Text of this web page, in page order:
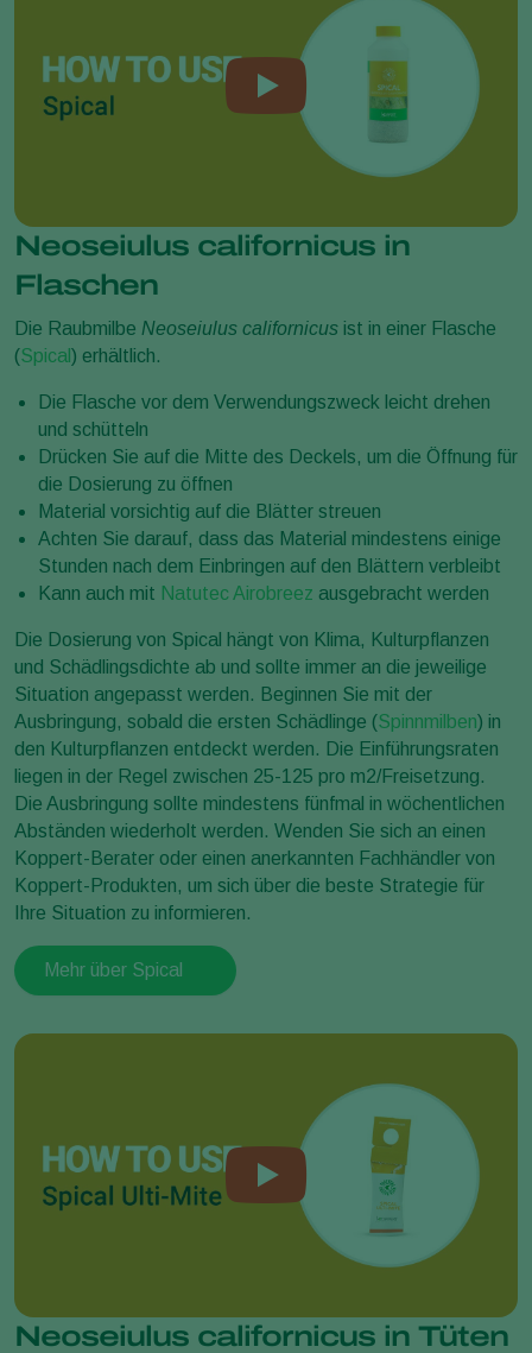
Neoseiulus californicus in
Flaschen
Die Raubmilbe Neoseiulus californicus ist in einer Flasche
(Spical) erhältlich.
Die Flasche vor dem Verwendungszweck leicht drehen
und schütteln
Drücken Sie auf die Mitte des Deckels, um die Öffnung für
die Dosierung zu öffnen
Material vorsichtig auf die Blätter streuen
Achten Sie darauf, dass das Material mindestens einige
Stunden nach dem Einbringen auf den Blättern verbleibt
Kann auch mit Natutec Airobreez ausgebracht werden
Die Dosierung von Spical hängt von Klima, Kulturpflanzen
und Schädlingsdichte ab und sollte immer an die jeweilige
Situation angepasst werden. Beginnen Sie mit der
Ausbringung, sobald die ersten Schädlinge (Spinnmilben) in
den Kulturpflanzen entdeckt werden. Die Einführungsraten
liegen in der Regel zwischen 25-125 pro m2/Freisetzung.
Die Ausbringung sollte mindestens fünfmal in wöchentlichen
Abständen wiederholt werden. Wenden Sie sich an einen
Koppert-Berater oder einen anerkannten Fachhändler von
Koppert-Produkten, um sich über die beste Strategie für
Ihre Situation zu informieren.
Mehr über Spical
Neoseiulus californicus in Tüten